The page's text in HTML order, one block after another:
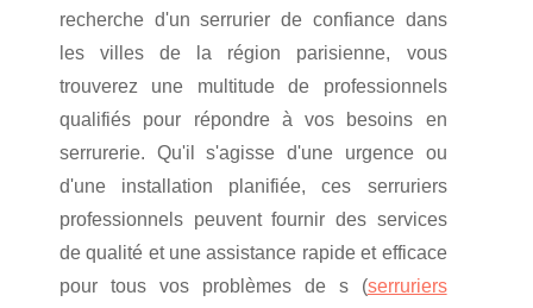
recherche d'un serrurier de confiance dans
les villes de la région parisienne, vous
trouverez une multitude de professionnels
qualifiés pour répondre à vos besoins en
serrurerie. Qu'il s'agisse d'une urgence ou
d'une installation planifiée, ces serruriers
professionnels peuvent fournir des services
de qualité et une assistance rapide et efficace
pour tous vos problèmes de s (serruriers